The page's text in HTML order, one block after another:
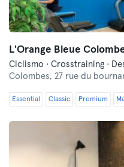
L'Orange Bleue
Colombes, 27 rue du
Essential Classic Premium